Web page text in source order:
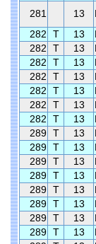
281
13
282
T 13
282
T 13
282
T 13
282
T 13
282
T 13
282
T 13
282
T 13
289 T 13
289 T 13
289 T 13
289 T 13
289 T 13
289 T 13
289 T 13
289 T 13